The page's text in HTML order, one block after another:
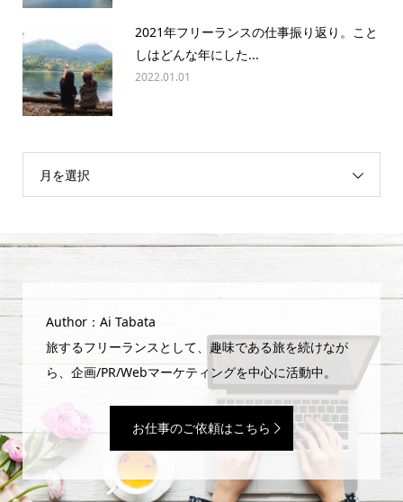
2021年フリーランスの仕事振り返り。こと
しはどんな年にした...
2022.01.01
月を選択
Author：Ai Tabata
旅するフリーランスとして、趣味である旅を続けなが
ら、企画/PR/Webマーケティングを中心に活動中。
お仕事のご依頼はこちら